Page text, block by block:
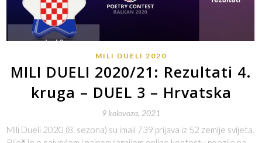
MILI DUELI 2020
MILI DUELI 2020/21: Rezultati 4.
kruga – DUEL 3 – Hrvatska
9 kolovoza, 2021
Mili Dueli 2020 (8. sezona) su imali 739 prijava iz 52 zemlje svijeta.